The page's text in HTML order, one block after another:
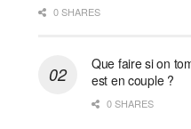
0 SHARES
Que faire si on
est en couple ?
0 SHARES